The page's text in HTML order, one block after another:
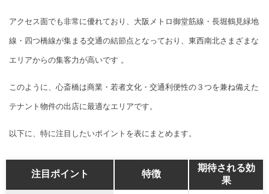
アクセス面でも非常に優れており、大阪メトロ御堂筋線・長堀鶴見緑地
線・四つ橋線が集まる交通の結節点となっており、東西南北さまざまな
エリアからの集客力が高いです 。
このように、心斎橋は商業・若者文化・交通利便性の３つを兼ね備えた
テナント物件の出店に最適なエリアです。
以下に、特に注目したいポイントを表にまとめます。
注目ポイント 特徴
期待される効
果